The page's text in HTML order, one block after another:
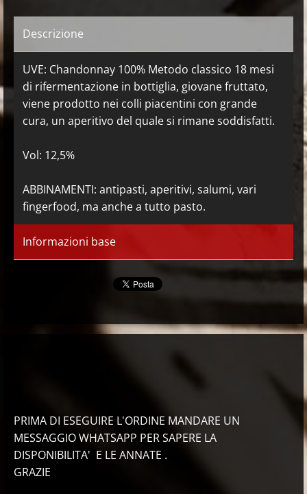
Descrizione
UVE: Chandonnay 100% Metodo classico 18 mesi
di rifermentazione in bottiglia, giovane fruttato,
viene prodotto nei colli piacentini con grande
cura, un aperitivo del quale si rimane soddisfatti.
Vol: 12,5%
ABBINAMENTI: antipasti, aperitivi, salumi, vari
fingerfood, ma anche a tutto pasto.
Informazioni base
PRIMA DI ESEGUIRE L'ORDINE MANDARE UN
MESSAGGIO WHATSAPP PER SAPERE LA
DISPONIBILITA' E LE ANNATE .
GRAZIE